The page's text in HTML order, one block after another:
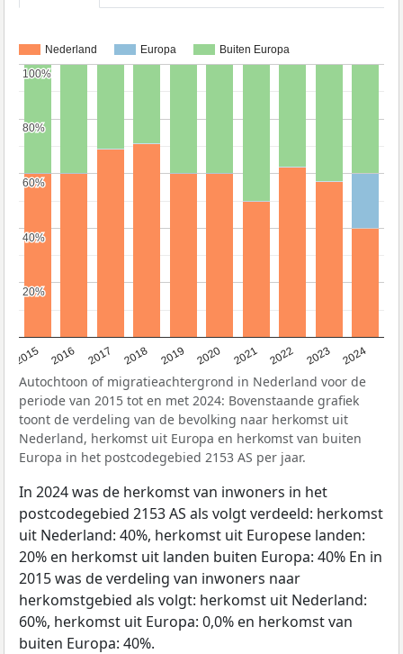
Nederland Europa Buiten Europa
2015 2016 2017 2018 2019 2020 2021 2022 2023 2024
20%
20%
40%
40%
60%
60%
80%
80%
100%
100%
Autochtoon of migratieachtergrond in Nederland voor de
periode van 2015 tot en met 2024: Bovenstaande grafiek
toont de verdeling van de bevolking naar herkomst uit
Nederland, herkomst uit Europa en herkomst van buiten
Europa in het postcodegebied 2153 AS per jaar.
In 2024 was de herkomst van inwoners in het
postcodegebied 2153 AS als volgt verdeeld: herkomst
uit Nederland: 40%, herkomst uit Europese landen:
20% en herkomst uit landen buiten Europa: 40% En in
2015 was de verdeling van inwoners naar
herkomstgebied als volgt: herkomst uit Nederland:
60%, herkomst uit Europa: 0,0% en herkomst van
buiten Europa: 40%.